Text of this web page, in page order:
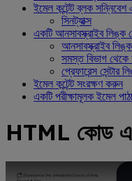
ইমেল কন্টেন্ট ব্লক
সিনট্যাক্স
একটি আনসাবস্ক্রাইব
আনসাবস্ক্রাইব লিঙ্ক
সমস্ত বিভাগ থেকে
প্রেফারেন্স সেন্টার
ইমেল কন্টেন্ট সংরক্ষণ করুন
একটি পরীক্ষামূলক ইমেল
HTML কোড
ইউটিউব ভিডিও: HTML দিয়ে